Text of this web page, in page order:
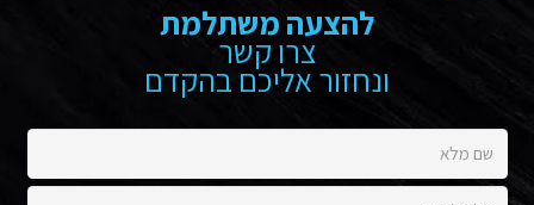
להצעה משתלמת
צרו קשר
ונחזור אליכם בהקדם